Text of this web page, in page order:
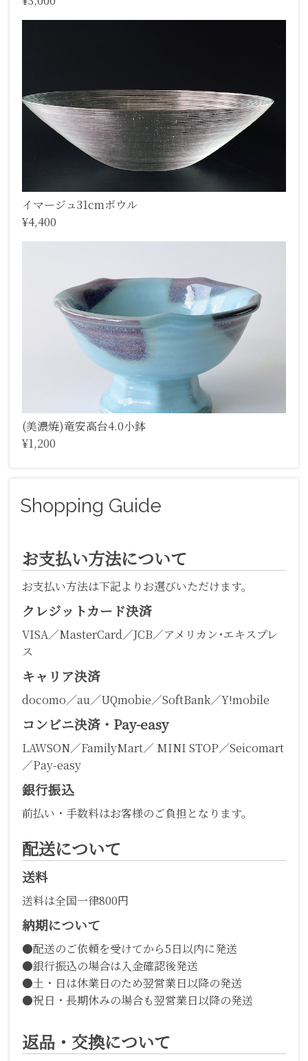
イマージュ31cmボウル
¥4,400
(美濃焼)竜安高台4.0小鉢
¥1,200
Shopping Guide
お支払い方法について
お支払い方法は下記よりお選びいただけます。
クレジットカード決済
VISA／MasterCard／JCB／アメリカン･エキスプレ
ス
キャリア決済
docomo／au／UQmobie／SoftBank／Y!mobile
コンビニ決済・Pay-easy
LAWSON／FamilyMart／ MINI STOP／Seicomart
／Pay-easy
銀行振込
前払い・手数料はお客様のご負担となります。
配送について
送料
送料は全国一律800円
納期について
●配送のご依頼を受けてから5日以内に発送
●銀行振込の場合は入金確認後発送
●土・日は休業日のため翌営業日以降の発送
●祝日・長期休みの場合も翌営業日以降の発送
返品・交換について